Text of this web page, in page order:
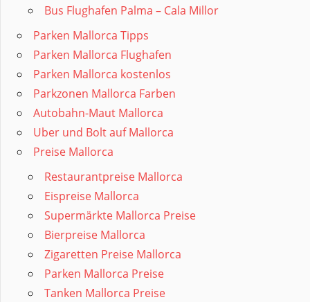
Bus Flughafen Palma – Cala Millor
Parken Mallorca Tipps
Parken Mallorca Flughafen
Parken Mallorca kostenlos
Parkzonen Mallorca Farben
Autobahn-Maut Mallorca
Uber und Bolt auf Mallorca
Preise Mallorca
Restaurantpreise Mallorca
Eispreise Mallorca
Supermärkte Mallorca Preise
Bierpreise Mallorca
Zigaretten Preise Mallorca
Parken Mallorca Preise
Tanken Mallorca Preise